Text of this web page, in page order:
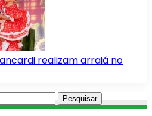
realizam arraiá no